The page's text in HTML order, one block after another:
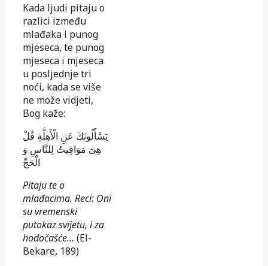
Kada ljudi pitaju o
razlici između
mlađaka i punog
mjeseca, te punog
mjeseca i mjeseca
u posljednje tri
noći, kada se više
ne može vidjeti,
Bog kaže:
يَسْأَلُونَكَ عَنِ الْأَهِلَّةِ قُلْ
هِىَ مَوَاقِيتُ لِلنَّاسِ وَ
الْحَجِّ
Pitaju te o
mlađacima. Reci: Oni
su vremenski
putokaz svijetu, i za
hodočašće… (El-
Bekare, 189)